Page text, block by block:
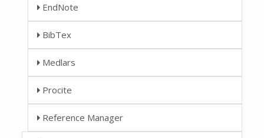
EndNote
BibTex
Medlars
Procite
Reference Manager